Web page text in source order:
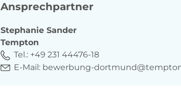
Ansprechpartner
Stephanie Sander
Tempton
Tel.: +49 231 44476-18
E-Mail: bewerbung-